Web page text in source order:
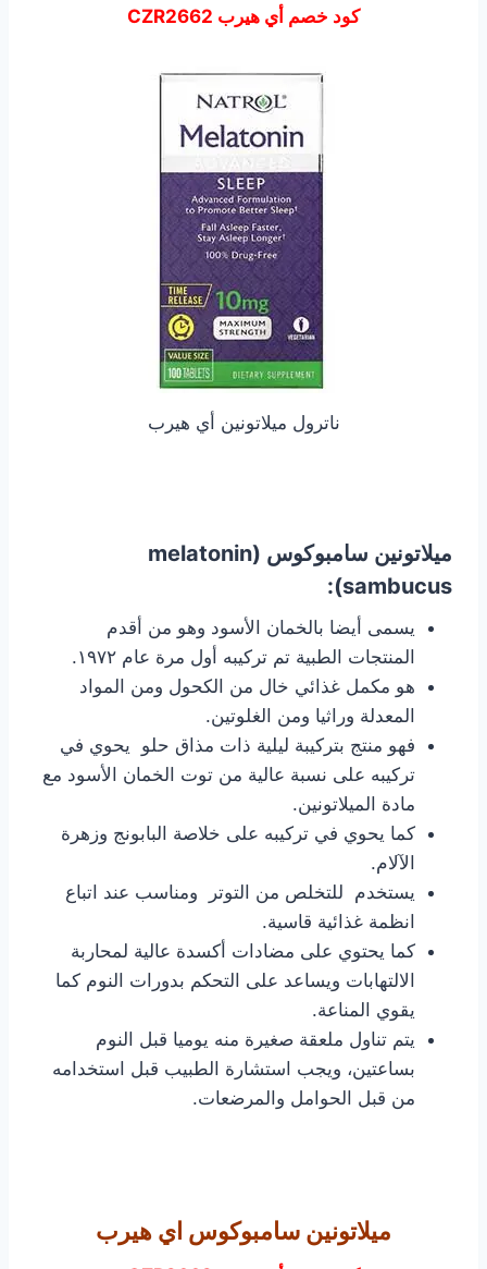
كود خصم أي هيرب CZR2662
ناترول ميلاتونين أي هيرب
ميلاتونين سامبوكوس (melatonin
sambucus):
يسمى أيضا بالخمان الأسود وهو من أقدم
المنتجات الطبية تم تركيبه أول مرة عام ١٩٧٢.
هو مكمل غذائي خال من الكحول ومن المواد
المعدلة وراثيا ومن الغلوتين.
فهو منتج بتركيبة ليلية ذات مذاق حلو يحوي في
تركيبه على نسبة عالية من توت الخمان الأسود مع
مادة الميلاتونين.
كما يحوي في تركيبه على خلاصة البابونج وزهرة
الآلام.
يستخدم للتخلص من التوتر ومناسب عند اتباع
انظمة غذائية قاسية.
كما يحتوي على مضادات أكسدة عالية لمحاربة
الالتهابات ويساعد على التحكم بدورات النوم كما
يقوي المناعة.
يتم تناول ملعقة صغيرة منه يوميا قبل النوم
بساعتين، ويجب استشارة الطبيب قبل استخدامه
من قبل الحوامل والمرضعات.
ميلاتونين سامبوكوس اي هيرب